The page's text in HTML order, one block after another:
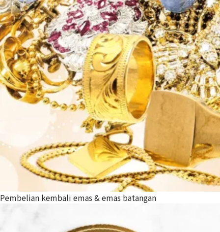
Pembelian kembali emas & emas batangan